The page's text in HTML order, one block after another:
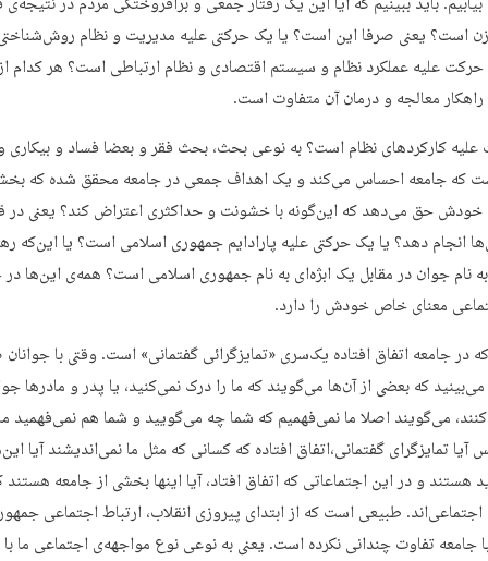
است؟ یعنی صرفا این است؟ یا یک حرکتی علیه مدیریت و نظام
علیه عملکرد نظام و سیستم اقتصادی و نظام ارتباطی‌ است؟ هر کدام
راهکار معالجه و درمان آن متفاوت است.
علیه کارکردهای نظام است؟ به نوعی بحث، بحث فقر و بعضا فساد و بیکاری
که جامعه احساس می‌کند و یک اهداف جمعی در جامعه محقق شده که
خودش حق می‌دهد که این‌گونه با خشونت و حداکثری اعتراض کند؟ یعنی در
انجام دهد؟ یا یک حرکتی علیه پارادایم جمهوری اسلامی است؟ یا این‌که
نام جوان در مقابل یک ابژه‌ای به نام جمهوری اسلامی است؟ همه‌ی این‌ها
معنای خاص خودش را دارد.
که در جامعه اتفاق افتاده یک‌سری «تمایزگرائی گفتمانی» است. وقتی با
که بعضی از آن‌ها می‌گویند که ما را درک نمی‌کنید، یا پدر و مادرها
می‌گویند اصلا ما نمی‌فهمیم که شما چه می‌گویید و شما هم نمی‌فهمید
آیا تمایزگرای گفتمانی،اتفاق افتاده که کسانی که مثل ما نمی‌اندیشند آیا
هستند و در این اجتماعاتی که اتفاق افتاد، آیا اینها بخشی از جامعه هستند
اجتماعی‌اند. طبیعی است که از ابتدای پیروزی انقلاب، ارتباط اجتماعی
جامعه تفاوت چندانی نکرده است. یعنی به نوعی نوع مواجهه‌ی اجتماعی ما با